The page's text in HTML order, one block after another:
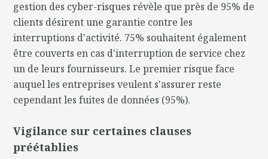
gestion des cyber-risques révèle que près de 95% de
clients désirent une garantie contre les
interruptions d'activité. 75% souhaitent également
être couverts en cas d'interruption de service chez
un de leurs fournisseurs. Le premier risque face
auquel les entreprises veulent s'assurer reste
cependant les fuites de données (95%).
Vigilance sur certaines clauses
préétablies